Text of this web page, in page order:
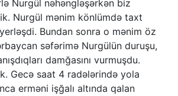
Nurgül nəhəngləşərkən biz
Nurgül mənim könlümdə taxt
Bundan sonra o mənim öz
səfərimə Nurgülün duruşu,
damğasını vurmuşdu.
Gecə saat 4 radələrində yola
erməni işğalı altında qalan